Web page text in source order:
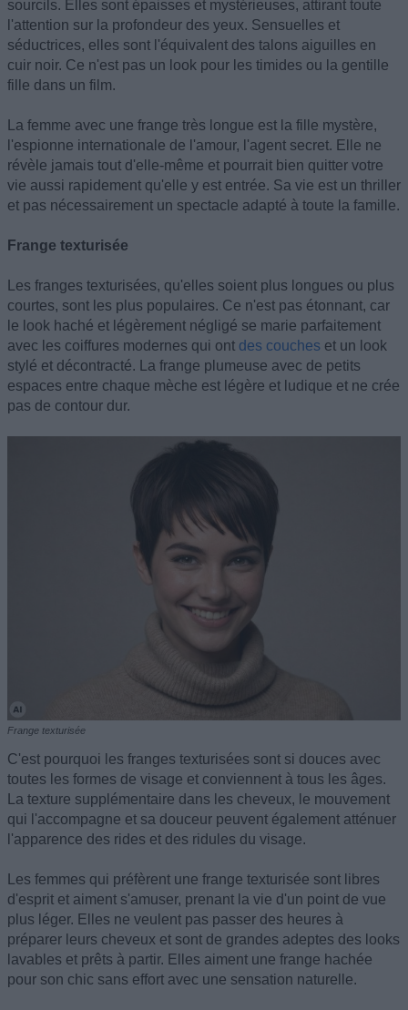
sourcils. Elles sont épaisses et mystérieuses, attirant toute
l'attention sur la profondeur des yeux. Sensuelles et
séductrices, elles sont l'équivalent des talons aiguilles en
cuir noir. Ce n'est pas un look pour les timides ou la gentille
fille dans un film.
La femme avec une frange très longue est la fille mystère,
l'espionne internationale de l'amour, l'agent secret. Elle ne
révèle jamais tout d'elle-même et pourrait bien quitter votre
vie aussi rapidement qu'elle y est entrée. Sa vie est un thriller
et pas nécessairement un spectacle adapté à toute la famille.
Frange texturisée
Les franges texturisées, qu'elles soient plus longues ou plus
courtes, sont les plus populaires. Ce n'est pas étonnant, car
le look haché et légèrement négligé se marie parfaitement
avec les coiffures modernes qui ont des couches et un look
stylé et décontracté. La frange plumeuse avec de petits
espaces entre chaque mèche est légère et ludique et ne crée
pas de contour dur.
Frange texturisée
C'est pourquoi les franges texturisées sont si douces avec
toutes les formes de visage et conviennent à tous les âges.
La texture supplémentaire dans les cheveux, le mouvement
qui l'accompagne et sa douceur peuvent également atténuer
l'apparence des rides et des ridules du visage.
Les femmes qui préfèrent une frange texturisée sont libres
d'esprit et aiment s'amuser, prenant la vie d'un point de vue
plus léger. Elles ne veulent pas passer des heures à
préparer leurs cheveux et sont de grandes adeptes des looks
lavables et prêts à partir. Elles aiment une frange hachée
pour son chic sans effort avec une sensation naturelle.